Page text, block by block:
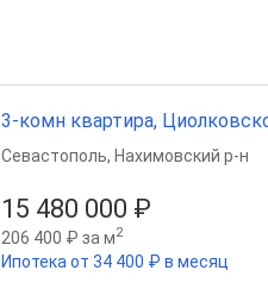
3-комн квартира,
15 480 000 ₽
206 400 ₽ за м2
Ипотека от 34 400 ₽ в месяц
Севастополь, Нахимовский р-н